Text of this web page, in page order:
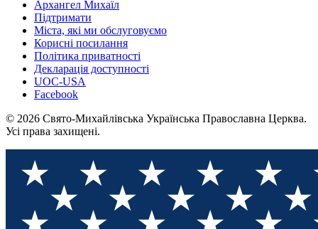
Архангел Михаїл
Підтримати
Міста, які ми обслуговуємо
Корисні посилання
Політика приватності
Декларація доступності
UOC-USA
Facebook
© 2026 Свято-Михайлівська Українська Православна Церква.
Усі права захищені.